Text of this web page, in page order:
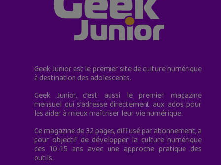
Geek Junior est le premier site de culture numérique
à destination des adolescents.
Geek Junior, c’est aussi le premier magazine
mensuel qui s’adresse directement aux ados pour
les aider à mieux maîtriser leur vie numérique.
Ce magazine de 32 pages, diffusé par abonnement, a
pour objectif de développer la culture numérique
des 10-15 ans avec une approche pratique des
outils.